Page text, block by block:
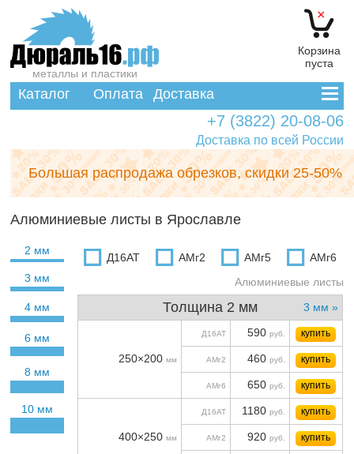
Доставка по всей России
×
Корзина
пуста
+7 (3822) 20-08-06
металлы и пластики
Каталог Оплата Доставка
Большая распродажа обрезков,скидки 25-50%
Алюминиевые листы в Ярославле
2 мм
3 мм
4 мм
6 мм
8 мм
10 мм
Д16АТ АМг2 АМг5
АМг6
Алюминиевые листы
Толщина 2 мм 3 мм »
250×200 мм
Д16АТ 590 руб. купить
АМг2 460 руб. купить
АМг6 650 руб. купить
400×250 мм
Д16АТ 1180 руб. купить
АМг2 920 руб. купить